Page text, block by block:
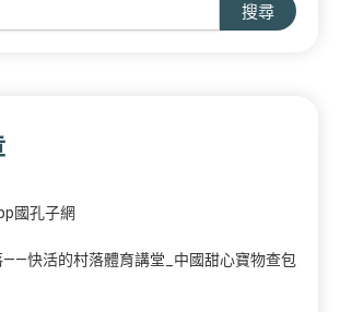
搜尋
國孔子網
——快活的村落體育講堂_中國甜心寶物查包